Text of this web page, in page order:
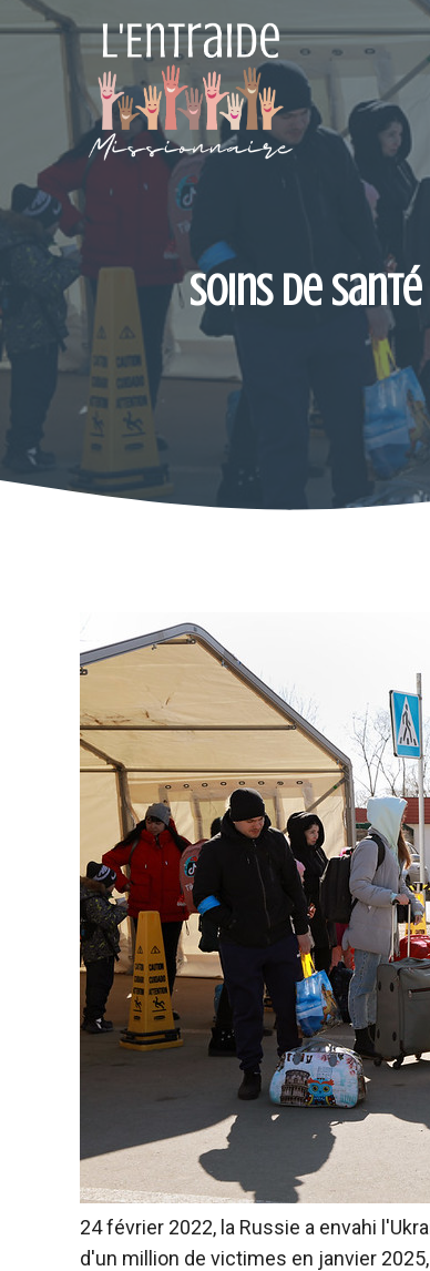
Aller
contenu
Soins de
24 février 2022, la Russie a envahi
d'un million de victimes en janvier